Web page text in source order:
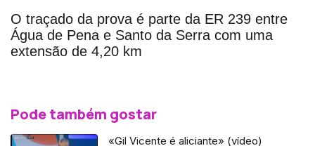
O traçado da prova é parte da ER 239 entre
Água de Pena e Santo da Serra com uma
extensão de 4,20 km
Pode também gostar
«Gil Vicente é aliciante» (vídeo)